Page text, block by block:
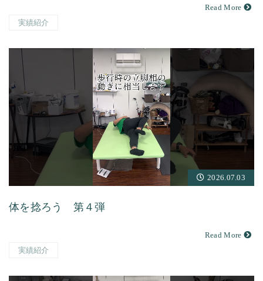
Read More
実績紹介
2026.07.03
体を捻ろう 第４弾
Read More
実績紹介